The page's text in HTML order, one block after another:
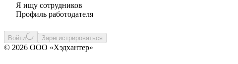
Я ищу сотрудников
Профиль работодателя
Войти Зарегистрироваться
© 2026 ООО «Хэдхантер»